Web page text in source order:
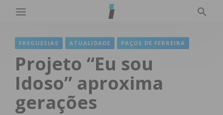
FREGUESIAS ATUALIDADE PAÇOS DE FERREIRA
Projeto “Eu sou
Idoso” aproxima
gerações